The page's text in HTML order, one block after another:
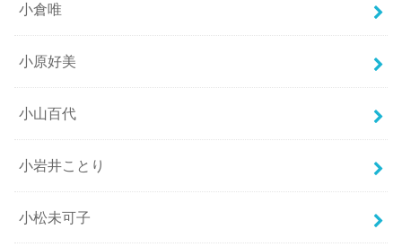
小倉唯
小原好美
小山百代
小岩井ことり
小松未可子